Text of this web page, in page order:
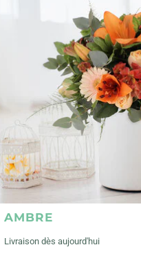
AMBRE
Livraison dès aujourd'hui